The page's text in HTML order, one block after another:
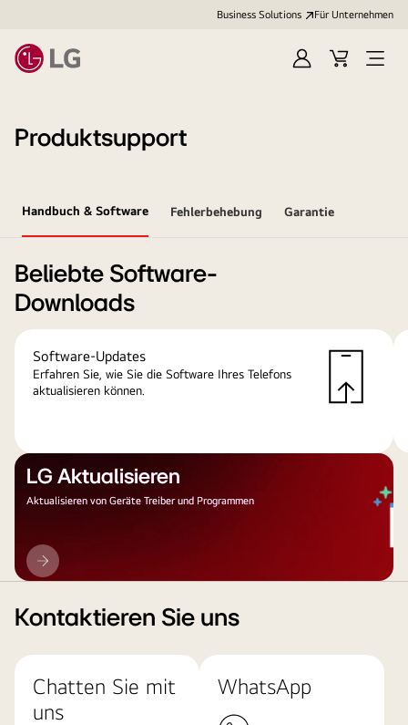
Business Solutions Für Unternehmen
Anmelden
Cart
Open
Produktsupport
Handbuch & Software Fehlerbehebung Garantie
Beliebte Software-
Downloads
Software-Updates
Erfahren Sie, wie Sie die Software Ihres Telefons
aktualisieren können.
LG Aktualisieren
Aktualisieren von Geräte Treiber und Programmen
LG
Aktualisieren
Kontaktieren Sie uns
Chatten Sie mit
uns
WhatsApp